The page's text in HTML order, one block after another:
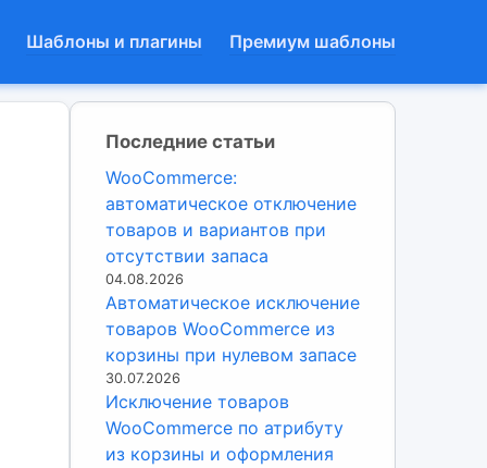
Шаблоны и плагины Премиум шаблоны
Последние статьи
WooCommerce:
автоматическое отключение
товаров и вариантов при
отсутствии запаса
04.08.2026
Автоматическое исключение
товаров WooCommerce из
корзины при нулевом запасе
30.07.2026
Исключение товаров
WooCommerce по атрибуту
из корзины и оформления